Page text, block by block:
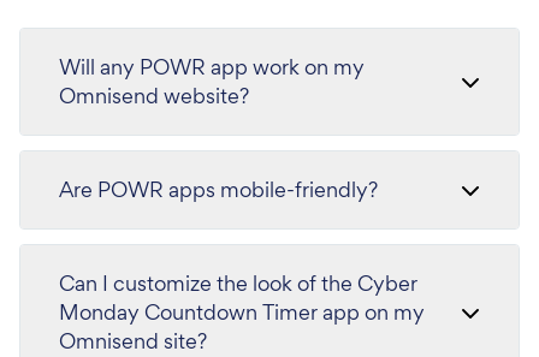
Will any POWR app work on my
Omnisend website?
Are POWR apps mobile-friendly?
Can I customize the look of the Cyber
Monday Countdown Timer app on my
Omnisend site?